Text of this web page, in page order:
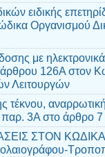
ειδικής
Οργανισμού
με
126Α στον
Λειτουργών
τέκνου,
3Α στο άρθρο
ΣΤΟΝ